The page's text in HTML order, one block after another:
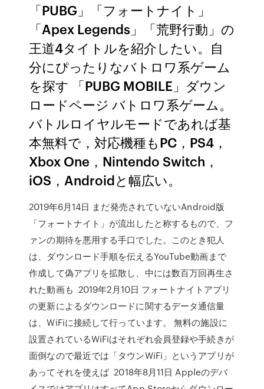
「PUBG」「フォートナイト」
「Apex Legends」「荒野行動」の
王道4タイトルを紹介したい。自
分にぴったりなバトロワ系ゲーム
を探す 「PUBG MOBILE」ダウン
ロードページ バトロワ系ゲーム。
バトルロイヤルモードであれば基
本無料で，対応機種もPC，PS4，
Xbox One，Nintendo Switch，
iOS，Androidと幅広い。
2019年6月14日 まだ発売されていないAndroid版
「フォートナイト」が流出したと称するもので、フ
ァンの期待を悪用する手口でした。このとき犯人
は、ダウンロード手順を伝えるYouTube動画まで
作成して偽アプリを拡散し、中には数百万回再生さ
れた動画も 2019年2月10日 フォートナイトアプリ
の更新によるダウンロードに関するデータ通信量
は、WiFiに接続して行っています。 無料の施設に
設置されているWiFiはそれぞれ会員登録や手続きが
面倒なので最近では「タウンWiFi」というアプリが
あってそれを使えば 2018年8月11日 Appleのデバ